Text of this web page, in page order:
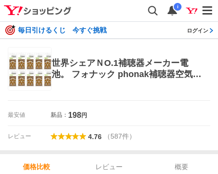
i
毎日引けるくじ 今すぐ挑戦 ログイン
世界シェアＮO.1補聴器メーカー電
池。 フォナック phonak補聴器空気電
最安値 新品： 198円
レビュー 4.76 （587件）
価格比較 レビュー
概要